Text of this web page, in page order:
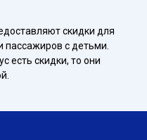
скидки для
пассажиров с детьми.
есть скидки, то они